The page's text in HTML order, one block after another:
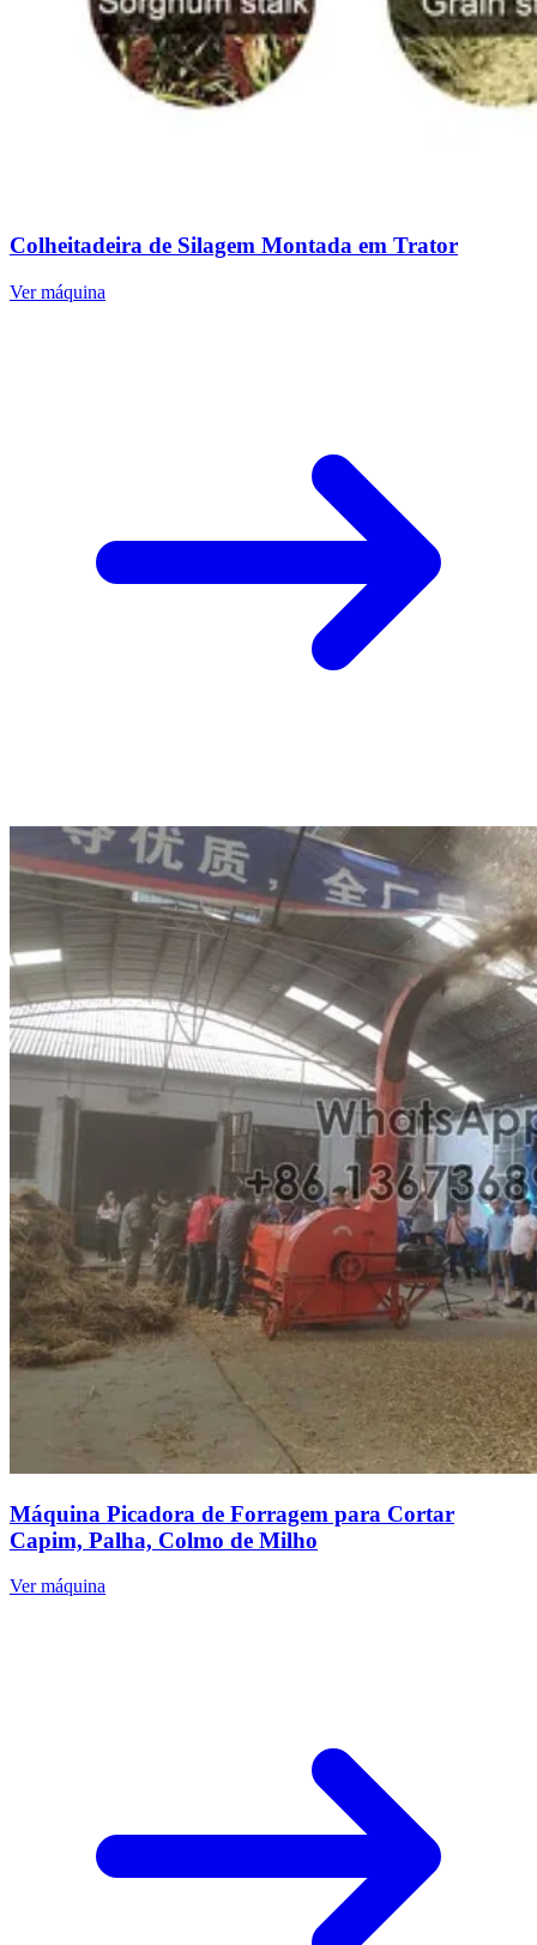
Colheitadeira de Silagem Montada em Trator
Ver máquina
Máquina Picadora de Forragem para Cortar
Capim, Palha, Colmo de Milho
Ver máquina